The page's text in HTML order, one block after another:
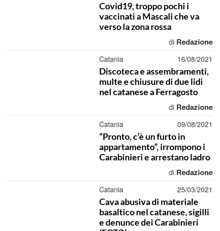
Covid19, troppo pochi i
vaccinati a Mascali che va
verso la zona rossa
di Redazione
Catania 16/08/2021
Discoteca e assembramenti,
multe e chiusure di due lidi
nel catanese a Ferragosto
di Redazione
Catania 09/08/2021
“Pronto, c’è un furto in
appartamento”, irrompono i
Carabinieri e arrestano ladro
di Redazione
Catania 25/03/2021
Cava abusiva di materiale
basaltico nel catanese, sigilli
e denunce dei Carabinieri